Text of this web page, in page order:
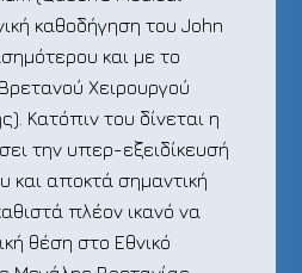
καθοδήγηση του John
και με το
Χειρουργού
Κατόπιν του δίνεται η
την υπερ-εξειδίκευσή
και αποκτά σημαντική
πλέον ικανό να
θέση στο Εθνικό